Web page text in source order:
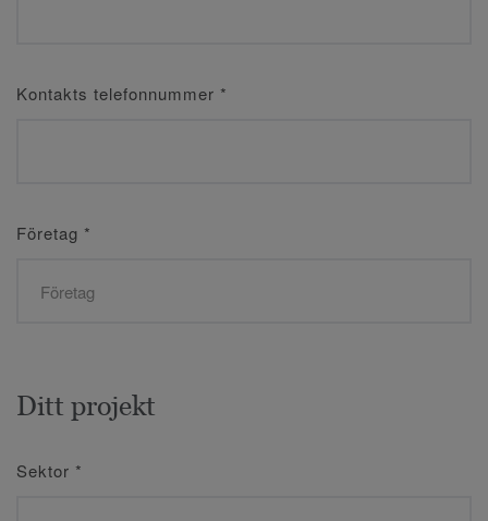
Kontakts telefonnummer *
Företag *
Ditt projekt
Sektor *